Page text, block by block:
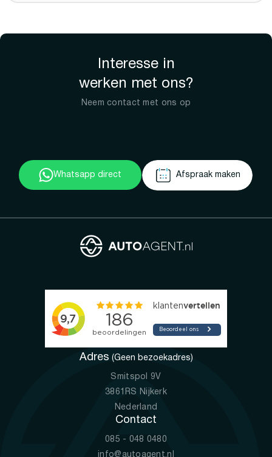
Interesse in
werken met ons?
Neem contact met ons op
Whatsapp direct Afspraak maken
Adres (Geen bezoekadres)
Smitspol 9V
3861RS Nijkerk
Nederland
Contact
085 - 048 0480
info@autoagent.nl